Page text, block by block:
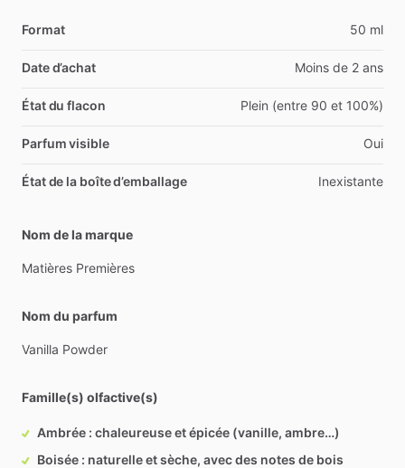
Format 50 ml
Date d’achat Moins de 2 ans
État du flacon Plein (entre 90 et 100%)
Parfum visible Oui
État de la boîte d’emballage Inexistante
Nom de la marque
Matières Premières
Nom du parfum
Vanilla Powder
Famille(s) olfactive(s)
Ambrée : chaleureuse et épicée (vanille, ambre…)
Boisée : naturelle et sèche, avec des notes de bois